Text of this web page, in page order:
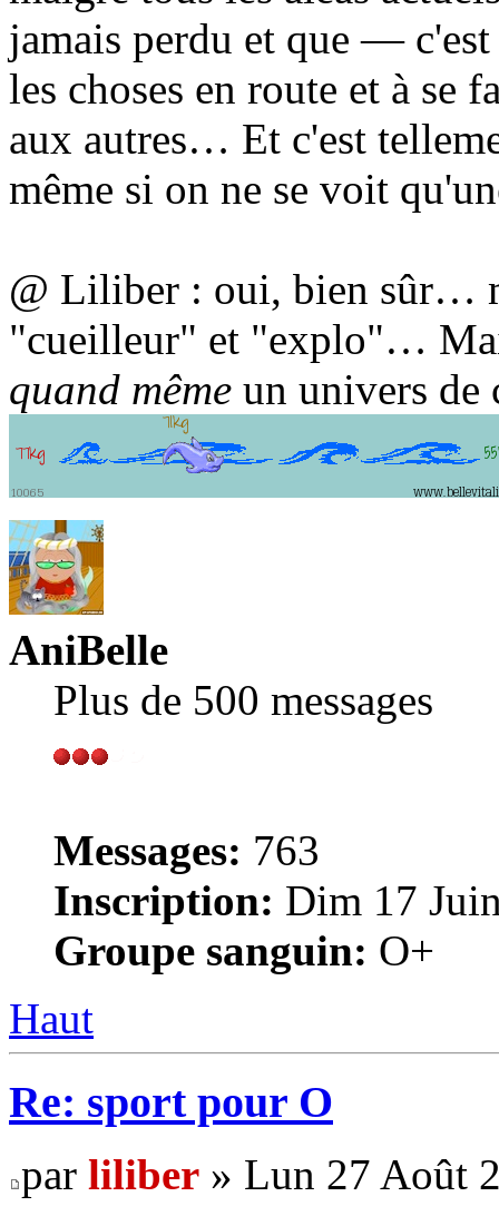
jamais perdu et que —
les choses en route et à se
aux autres… Et c'est
même si on ne se voit
@ Liliber : oui, bien sûr…
"cueilleur" et "explo"…
quand même un univers
AniBelle
Plus de 500 messages
Messages: 763
Inscription: Dim 17
Groupe sanguin: O+
Haut
Re: sport pour O
par liliber » Lun 27 Août